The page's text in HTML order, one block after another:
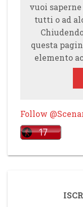
vuoi
tutti o ad
questa
elemento
Follow